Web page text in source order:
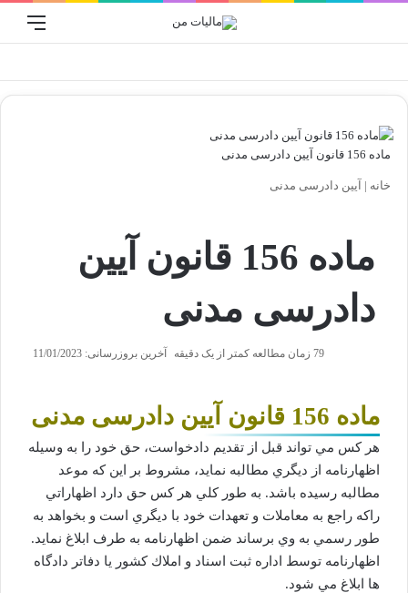
منو
جستجو
ماده 156 قانون آیین دادرسی مدنی
خانه | آیین دادرسی مدنی
ماده 156 قانون آیین
دادرسی مدنی
آخرین بروزرسانی: 11/01/2023 زمان مطالعه کمتر از یک دقیقه
ماده 156 قانون آیین دادرسی مدنی
هر كس مي‌ تواند قبل از تقديم دادخواست، حق خود را به‌ وسيله
اظهارنامه از ديگري مطالبه نمايد، مشروط بر اين كه موعد
مطالبه‌ رسيده باشد. به‌ طور كلي هر كس حق دارد اظهاراتي
راكه راجع به معاملات و تعهدات خود با ديگري است و بخواهد به‌
طور رسمي به‌ وي برساند ضمن‌ اظهارنامه به‌ طرف ابلاغ نمايد.
اظهارنامه توسط اداره ثبت اسناد و املاك كشور يا دفاتر دادگاه
ها ابلاغ مي‌ شود.